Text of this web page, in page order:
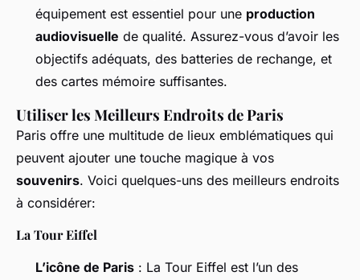
équipement est essentiel pour une production
audiovisuelle de qualité. Assurez-vous d’avoir les
objectifs adéquats, des batteries de rechange, et
des cartes mémoire suffisantes.
Utiliser les Meilleurs Endroits de Paris
Paris offre une multitude de lieux emblématiques qui
peuvent ajouter une touche magique à vos
souvenirs. Voici quelques-uns des meilleurs endroits
à considérer:
La Tour Eiffel
L’icône de Paris : La Tour Eiffel est l’un des